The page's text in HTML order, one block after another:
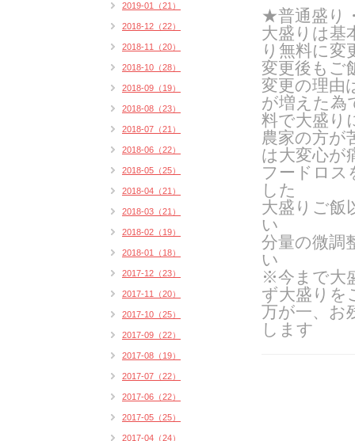
★普通盛り
大盛りは基
り無料に変
変更後もご
変更の理由
が増えた為
料で大盛り
農家の方が
は大変心が
フードロス
した
大盛りご飯
い
分量の微調
い
※今まで大
ず大盛りを
万が一、お
します
2019-01（21）
2018-12（22）
2018-11（20）
2018-10（28）
2018-09（19）
2018-08（23）
2018-07（21）
2018-06（22）
2018-05（25）
2018-04（21）
2018-03（21）
2018-02（19）
2018-01（18）
2017-12（23）
2017-11（20）
2017-10（25）
2017-09（22）
2017-08（19）
2017-07（22）
2017-06（22）
2017-05（25）
2017-04（24）